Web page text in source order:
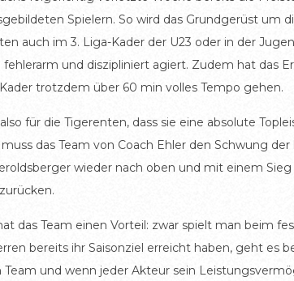
Spielern. So wird das Grundgerüst
auch im 3. Liga-Kader der U23 oder in der
und diszipliniert agiert. Zudem hat das
trotzdem über 60 min volles Tempo gehen.
also für die Tigerenten, dass sie eine absolute
das Team von Coach Ehler den Schwung
wieder nach oben und mit einem
das Team einen Vorteil: zwar spielt man beim
bereits ihr Saisonziel erreicht haben, geht es
Team und wenn jeder Akteur sein